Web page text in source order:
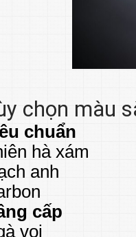
chọn màu
chuẩn
hà xám
anh
cấp
voi